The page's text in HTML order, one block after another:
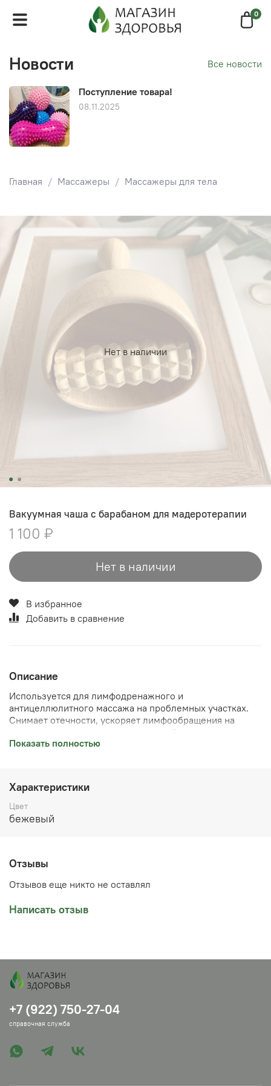
0
Главная Массажеры Массажеры для тела
Нет в наличии
Вакуумная чаша с барабаном для мадеротерапии
1 100 ₽
Нет в наличии
В избранное
Добавить в сравнение
Описание
Используется для лимфодренажного и
антицеллюлитного массажа на проблемных участках.
Снимает отечности, ускоряет лимфообращения на
живота, бёдер, ягодиц, рук. Обязательно используется
Челябинске или заказать доставку в ваш город.
Показать полностью
Характеристики
Цвет
бежевый
Отзывы
Отзывов еще никто не оставлял
Написать отзыв
Новости Все новости
Поступление товара!
08.11.2025
+7 (922) 750-27-04
справочная служба